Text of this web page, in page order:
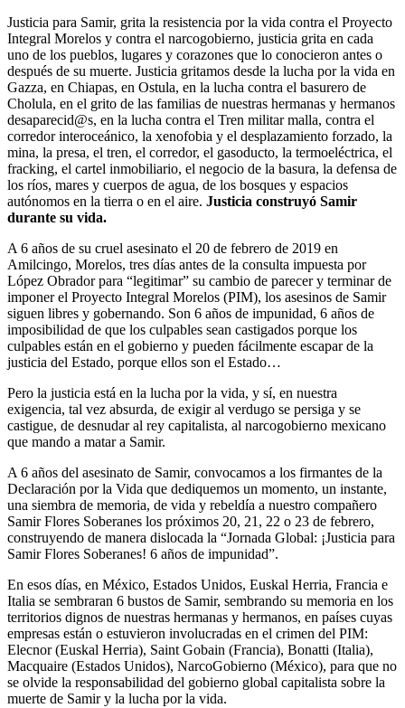
Justicia para Samir, grita la resistencia por la vida contra el Proyecto
Integral Morelos y contra el narcogobierno, justicia grita en cada
uno de los pueblos, lugares y corazones que lo conocieron antes o
después de su muerte. Justicia gritamos desde la lucha por la vida en
Gazza, en Chiapas, en Ostula, en la lucha contra el basurero de
Cholula, en el grito de las familias de nuestras hermanas y hermanos
desaparecid@s, en la lucha contra el Tren militar malla, contra el
corredor interoceánico, la xenofobia y el desplazamiento forzado, la
mina, la presa, el tren, el corredor, el gasoducto, la termoeléctrica, el
fracking, el cartel inmobiliario, el negocio de la basura, la defensa de
los ríos, mares y cuerpos de agua, de los bosques y espacios
autónomos en la tierra o en el aire. Justicia construyó Samir
durante su vida.
A 6 años de su cruel asesinato el 20 de febrero de 2019 en
Amilcingo, Morelos, tres días antes de la consulta impuesta por
López Obrador para “legitimar” su cambio de parecer y terminar de
imponer el Proyecto Integral Morelos (PIM), los asesinos de Samir
siguen libres y gobernando. Son 6 años de impunidad, 6 años de
imposibilidad de que los culpables sean castigados porque los
culpables están en el gobierno y pueden fácilmente escapar de la
justicia del Estado, porque ellos son el Estado…
Pero la justicia está en la lucha por la vida, y sí, en nuestra
exigencia, tal vez absurda, de exigir al verdugo se persiga y se
castigue, de desnudar al rey capitalista, al narcogobierno mexicano
que mando a matar a Samir.
A 6 años del asesinato de Samir, convocamos a los firmantes de la
Declaración por la Vida que dediquemos un momento, un instante,
una siembra de memoria, de vida y rebeldía a nuestro compañero
Samir Flores Soberanes los próximos 20, 21, 22 o 23 de febrero,
construyendo de manera dislocada la “Jornada Global: ¡Justicia para
Samir Flores Soberanes! 6 años de impunidad”.
En esos días, en México, Estados Unidos, Euskal Herria, Francia e
Italia se sembraran 6 bustos de Samir, sembrando su memoria en los
territorios dignos de nuestras hermanas y hermanos, en países cuyas
empresas están o estuvieron involucradas en el crimen del PIM:
Elecnor (Euskal Herria), Saint Gobain (Francia), Bonatti (Italia),
Macquaire (Estados Unidos), NarcoGobierno (México), para que no
se olvide la responsabilidad del gobierno global capitalista sobre la
muerte de Samir y la lucha por la vida.